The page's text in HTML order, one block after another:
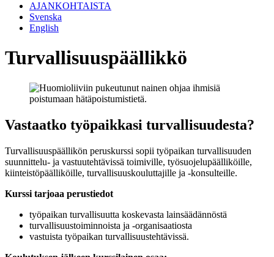
AJANKOHTAISTA
Svenska
English
Turvallisuuspäällikkö
Vastaatko työpaikkasi turvallisuudesta?
Turvallisuuspäällikön peruskurssi sopii työpaikan turvallisuuden
suunnittelu- ja vastuutehtävissä toimiville, työsuojelupäälliköille,
kiinteistöpäälliköille, turvallisuuskouluttajille ja -konsulteille.
Kurssi tarjoaa perustiedot
työpaikan turvallisuutta koskevasta lainsäädännöstä
turvallisuustoiminnoista ja -organisaatiosta
vastuista työpaikan turvallisuustehtävissä.